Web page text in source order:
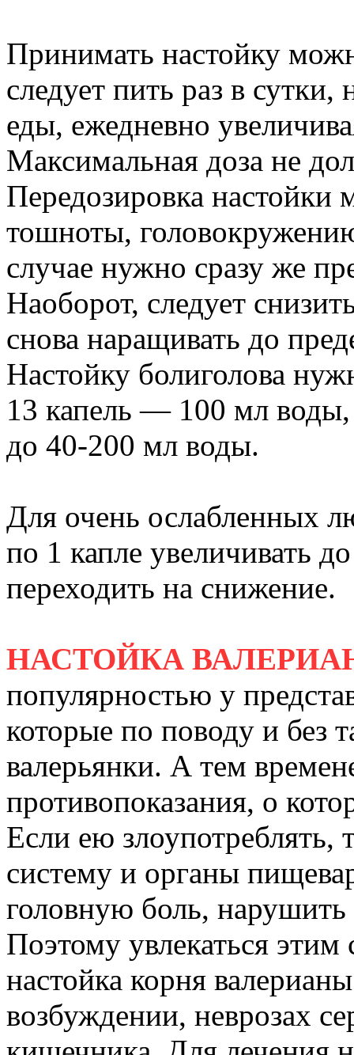
Принимать настойку
следует пить раз в сутки,
еды, ежедневно
Максимальная доза не
Передозировка настойки
тошноты,
случае нужно сразу же
Наоборот, следует
снова наращивать до
Настойку болиголова
13 капель — 100 мл
до 40-200 мл воды.
Для очень ослабленных
по 1 капле увеличивать
переходить на снижение.
НАСТОЙКА
популярностью у
которые по поводу и без
валерьянки. А тем
противопоказания, о
Если ею злоупотреблять,
систему и органы
головную боль, нарушить
Поэтому увлекаться
настойка корня
возбуждении, неврозах